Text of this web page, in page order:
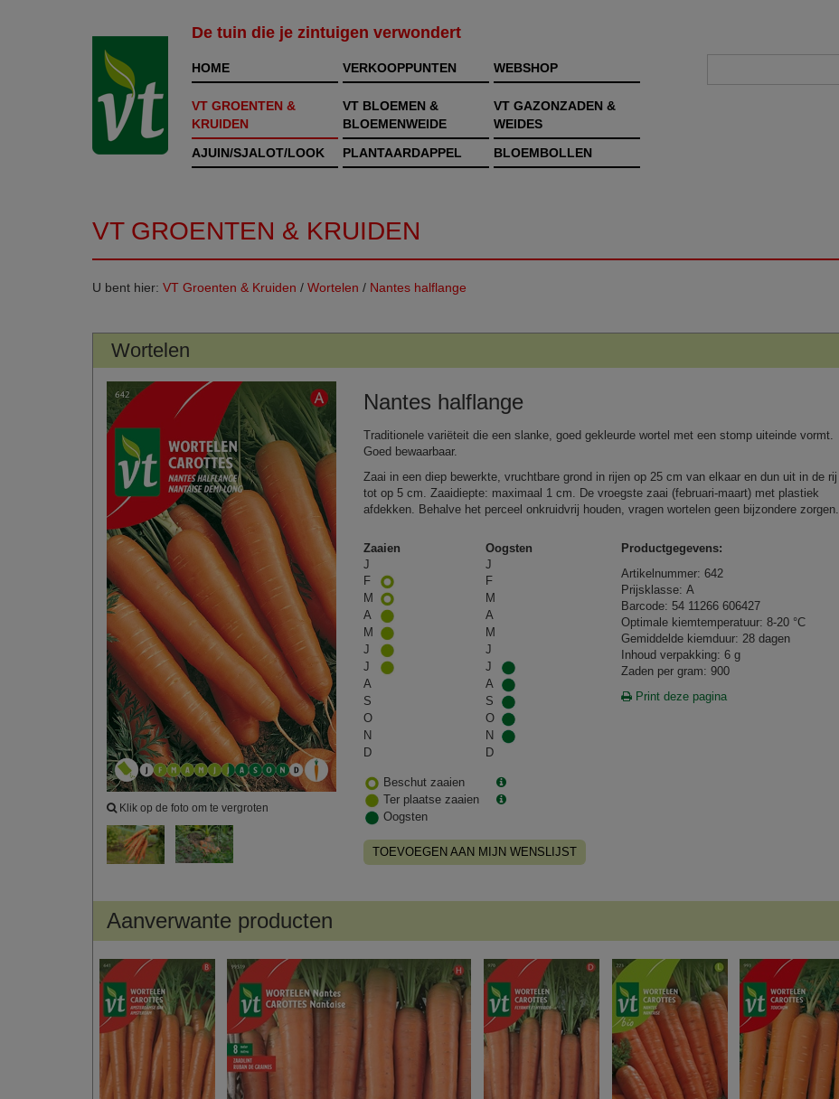
De tuin die je zintuigen verwondert
HOME VERKOOPPUNTEN WEBSHOP
VT GROENTEN &
KRUIDEN
VT BLOEMEN &
BLOEMENWEIDE
VT GAZONZADEN &
WEIDES
AJUIN/SJALOT/LOOK
PLANTAARDAPPEL BLOEMBOLLEN
VT GROENTEN & KRUIDEN
U bent hier: VT Groenten & Kruiden / Wortelen / Nantes halflange
Wortelen
Klik op de foto om te vergroten
Nantes halflange
Traditionele variëteit die een slanke, goed gekleurde wortel met een stomp uiteinde vormt.
Goed bewaarbaar.
Zaai in een diep bewerkte, vruchtbare grond in rijen op 25 cm van elkaar en dun uit in de rij
tot op 5 cm. Zaaidiepte: maximaal 1 cm. De vroegste zaai (februari‑maart) met plastiek
afdekken. Behalve het perceel onkruidvrij houden, vragen wortelen geen bijzondere zorgen.
Zaaien
Oogsten
J
J
F
F
M
M
A
A
M
M
J
J
J
J
A
A
S
S
O
O
N
N
D
D
Beschut zaaien
Ter plaatse zaaien
Oogsten
TOEVOEGEN AAN MIJN WENSLIJST
Productgegevens:
Artikelnummer: 642
Prijsklasse: A
Barcode: 54 11266 606427
Optimale kiemtemperatuur: 8-20 °C
Gemiddelde kiemduur: 28 dagen
Inhoud verpakking: 6 g
Zaden per gram: 900
Print deze pagina
Aanverwante producten